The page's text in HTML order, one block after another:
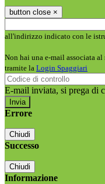
button close ×
all'indirizzo indicato con le
Non hai una e-mail associata
tramite la Login Spaggiari
E-mail inviata, si prega di
Errore
Chiudi
Successo
Chiudi
Informazione